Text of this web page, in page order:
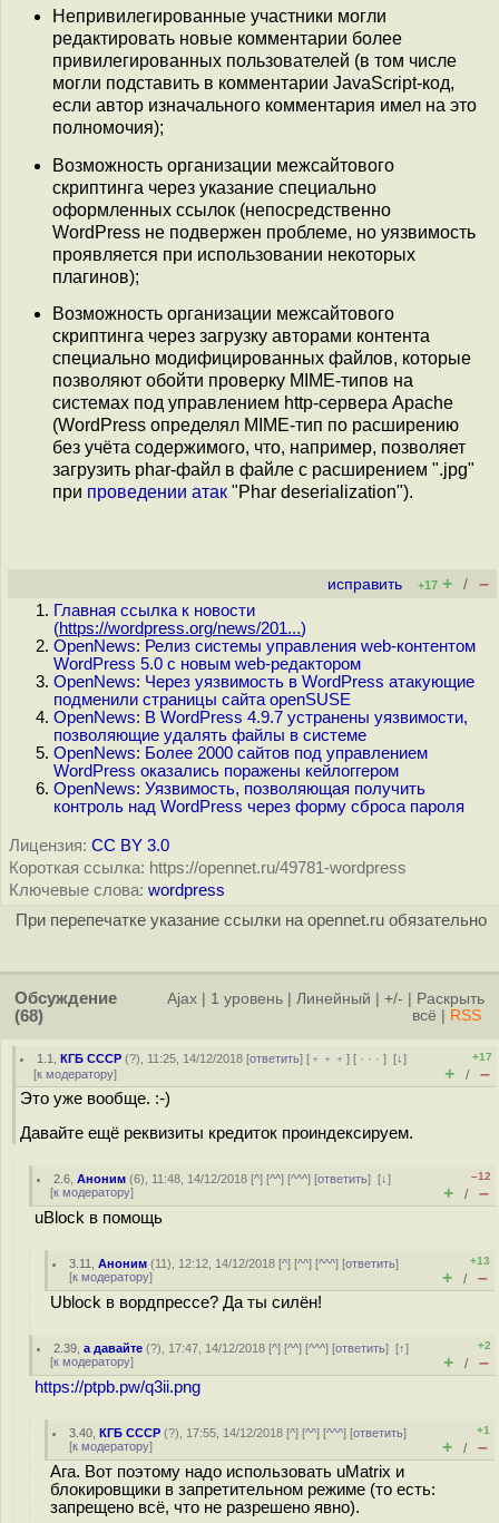
Непривилегированные участники могли
редактировать новые комментарии более
привилегированных пользователей (в том числе
могли подставить в комментарии JavaScript-код,
если автор изначального комментария имел на это
полномочия);
Возможность организации межсайтового
скриптинга через указание специально
оформленных ссылок (непосредственно
WordPress не подвержен проблеме, но уязвимость
проявляется при использовании некоторых
плагинов);
Возможность организации межсайтового
скриптинга через загрузку авторами контента
специально модифицированных файлов, которые
позволяют обойти проверку MIME-типов на
системах под управлением http-сервера Apache
(WordPress определял MIME-тип по расширению
без учёта содержимого, что, например, позволяет
загрузить phar-файл в файле с расширением ".jpg"
при проведении атак "Phar deserialization").
исправить +17 + / –
Главная ссылка к новости
(https://wordpress.org/news/201...)
OpenNews: Релиз системы управления web-контентом
WordPress 5.0 с новым web-редактором
OpenNews: Через уязвимость в WordPress атакующие
подменили страницы сайта openSUSE
OpenNews: В WordPress 4.9.7 устранены уязвимости,
позволяющие удалять файлы в системе
OpenNews: Более 2000 сайтов под управлением
WordPress оказались поражены кейлоггером
OpenNews: Уязвимость, позволяющая получить
контроль над WordPress через форму сброса пароля
Лицензия: CC BY 3.0
Короткая ссылка: https://opennet.ru/49781-wordpress
Ключевые слова: wordpress
При перепечатке указание ссылки на opennet.ru обязательно
Обсуждение
(68)
Ajax 1 уровень Линейный +/-
Раскрыть
всё
RSS
1.1 ,КГБ СССР (?), 11:25, 14/12/2018 [ответить] [ ﹢﹢﹢] [ · · ·][↓]
[к модератору]
+17
+ / –
Это уже вообще. :-)
Давайте ещё реквизиты кредиток проиндексируем.
2.6 ,Аноним (6), 11:48, 14/12/2018 [^] [^^] [^^^] [ответить][↓]
[к модератору]
–12
+ / –
uBlock в помощь
3.11 ,Аноним (11), 12:12, 14/12/2018 [^] [^^] [^^^] [ответить]
[к модератору]
+13
+ / –
Ublock в вордпрессе? Да ты силён!
2.39 ,а давайте (?), 17:47, 14/12/2018 [^] [^^] [^^^] [ответить][↑]
[к модератору]
+2
+ / –
https://ptpb.pw/q3ii.png
3.40 ,КГБ СССР (?), 17:55, 14/12/2018 [^] [^^] [^^^] [ответить]
[к модератору]
+1
+ / –
Ага. Вот поэтому надо использовать uMatrix и
блокировщики в запретительном режиме (то есть:
запрещено всё, что не разрешено явно).